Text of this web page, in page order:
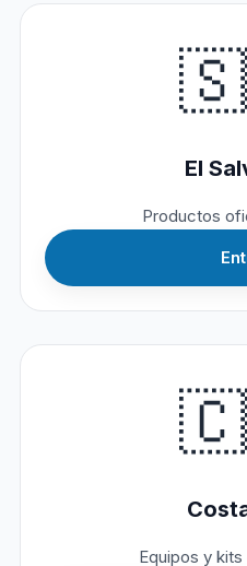
El
Productos
Equipos y